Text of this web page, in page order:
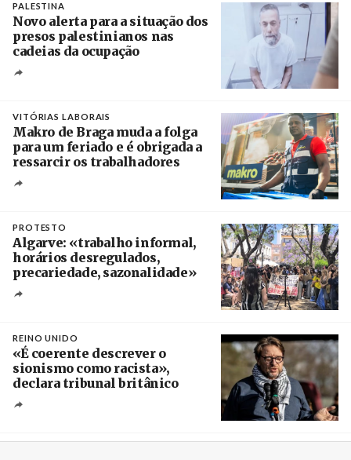
PALESTINA
Novo alerta para a situação dos
presos palestinianos nas
cadeias da ocupação
VITÓRIAS LABORAIS
Makro de Braga muda a folga
para um feriado e é obrigada a
ressarcir os trabalhadores
PROTESTO
Algarve: «trabalho informal,
horários desregulados,
precariedade, sazonalidade»
REINO UNIDO
«É coerente descrever o
sionismo como racista»,
declara tribunal britânico